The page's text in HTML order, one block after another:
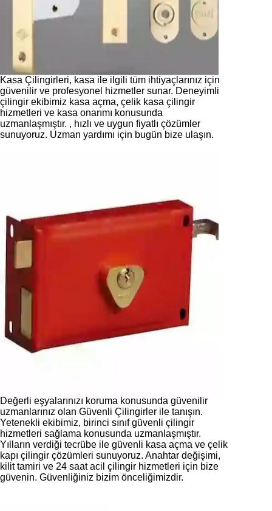
Kasa Çilingirleri, kasa ile ilgili tüm ihtiyaçlarınız için
güvenilir ve profesyonel hizmetler sunar. Deneyimli
çilingir ekibimiz kasa açma, çelik kasa çilingir
hizmetleri ve kasa onarımı konusunda
uzmanlaşmıştır. , hızlı ve uygun fiyatlı çözümler
sunuyoruz. Uzman yardımı için bugün bize ulaşın.
Değerli eşyalarınızı koruma konusunda güvenilir
uzmanlarınız olan Güvenli Çilingirler ile tanışın.
Yetenekli ekibimiz, birinci sınıf güvenli çilingir
hizmetleri sağlama konusunda uzmanlaşmıştır.
Yılların verdiği tecrübe ile güvenli kasa açma ve çelik
kapı çilingir çözümleri sunuyoruz. Anahtar değişimi,
kilit tamiri ve 24 saat acil çilingir hizmetleri için bize
güvenin. Güvenliğiniz bizim önceliğimizdir.